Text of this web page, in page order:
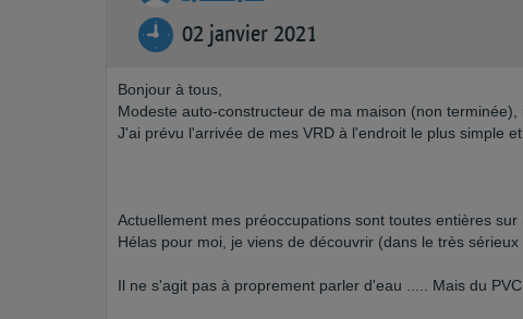
02 janvier 2021
Bonjour à tous,
Modeste auto-constructeur de ma maison (non
J'ai prévu l'arrivée de mes VRD à l'endroit le plus simple
Actuellement mes préoccupations sont toutes entières sur
Hélas pour moi, je viens de découvrir (dans le très
Il ne s'agit pas à proprement parler d'eau ..... Mais du